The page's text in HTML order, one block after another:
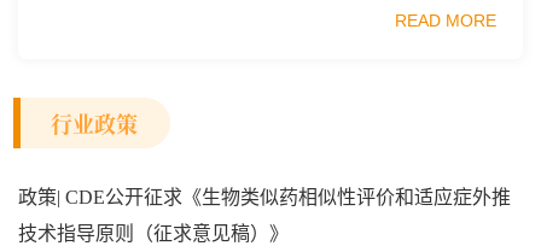
范区生物医药行业协会、瑞士日内瓦长寿科学...
READ MORE
行业政策
政策| CDE公开征求《生物类似药相似性评价和适应症外推
技术指导原则（征求意见稿）》